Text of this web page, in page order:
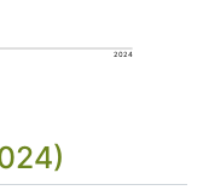
2024